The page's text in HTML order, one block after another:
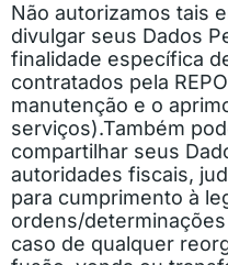
Não autorizamos tais
divulgar seus Dados
finalidade específica
contratados pela
manutenção e o
serviços).Também
compartilhar seus
autoridades fiscais,
para cumprimento à
ordens/
caso de qualquer